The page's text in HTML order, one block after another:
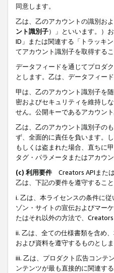
同意します。
乙は、乙のアカウントの識別お
ント識別子）」といいます。）
ID」または関連する「トラッキ
てアカウント識別子を取得する
データフィードを通じてプロダ
とします。乙は、データフィー
甲は、乙のアカウント識別子を
密およびセキュリティを維持し
せん。公開キーであるアカウン
乙は、乙のアカウント識別子の
ず、全面的に責任を負います。
もしくは盗まれた場合、直ちに
タグ・パラメータまたはアカウ
(c) 利用要件 Creators APIまた
乙は、下記の要件を遵守すること
i. 乙は、本ライセンスの条件に
ゾン・サイトの宣伝およびマー
たはそれ以外の方法で、
ii. 乙は、全ての仕様書類を含め
および資料を遵守するものとしま
iii. 乙は、プロダクト広告コンテ
ンテンツが最も直接的に関連す